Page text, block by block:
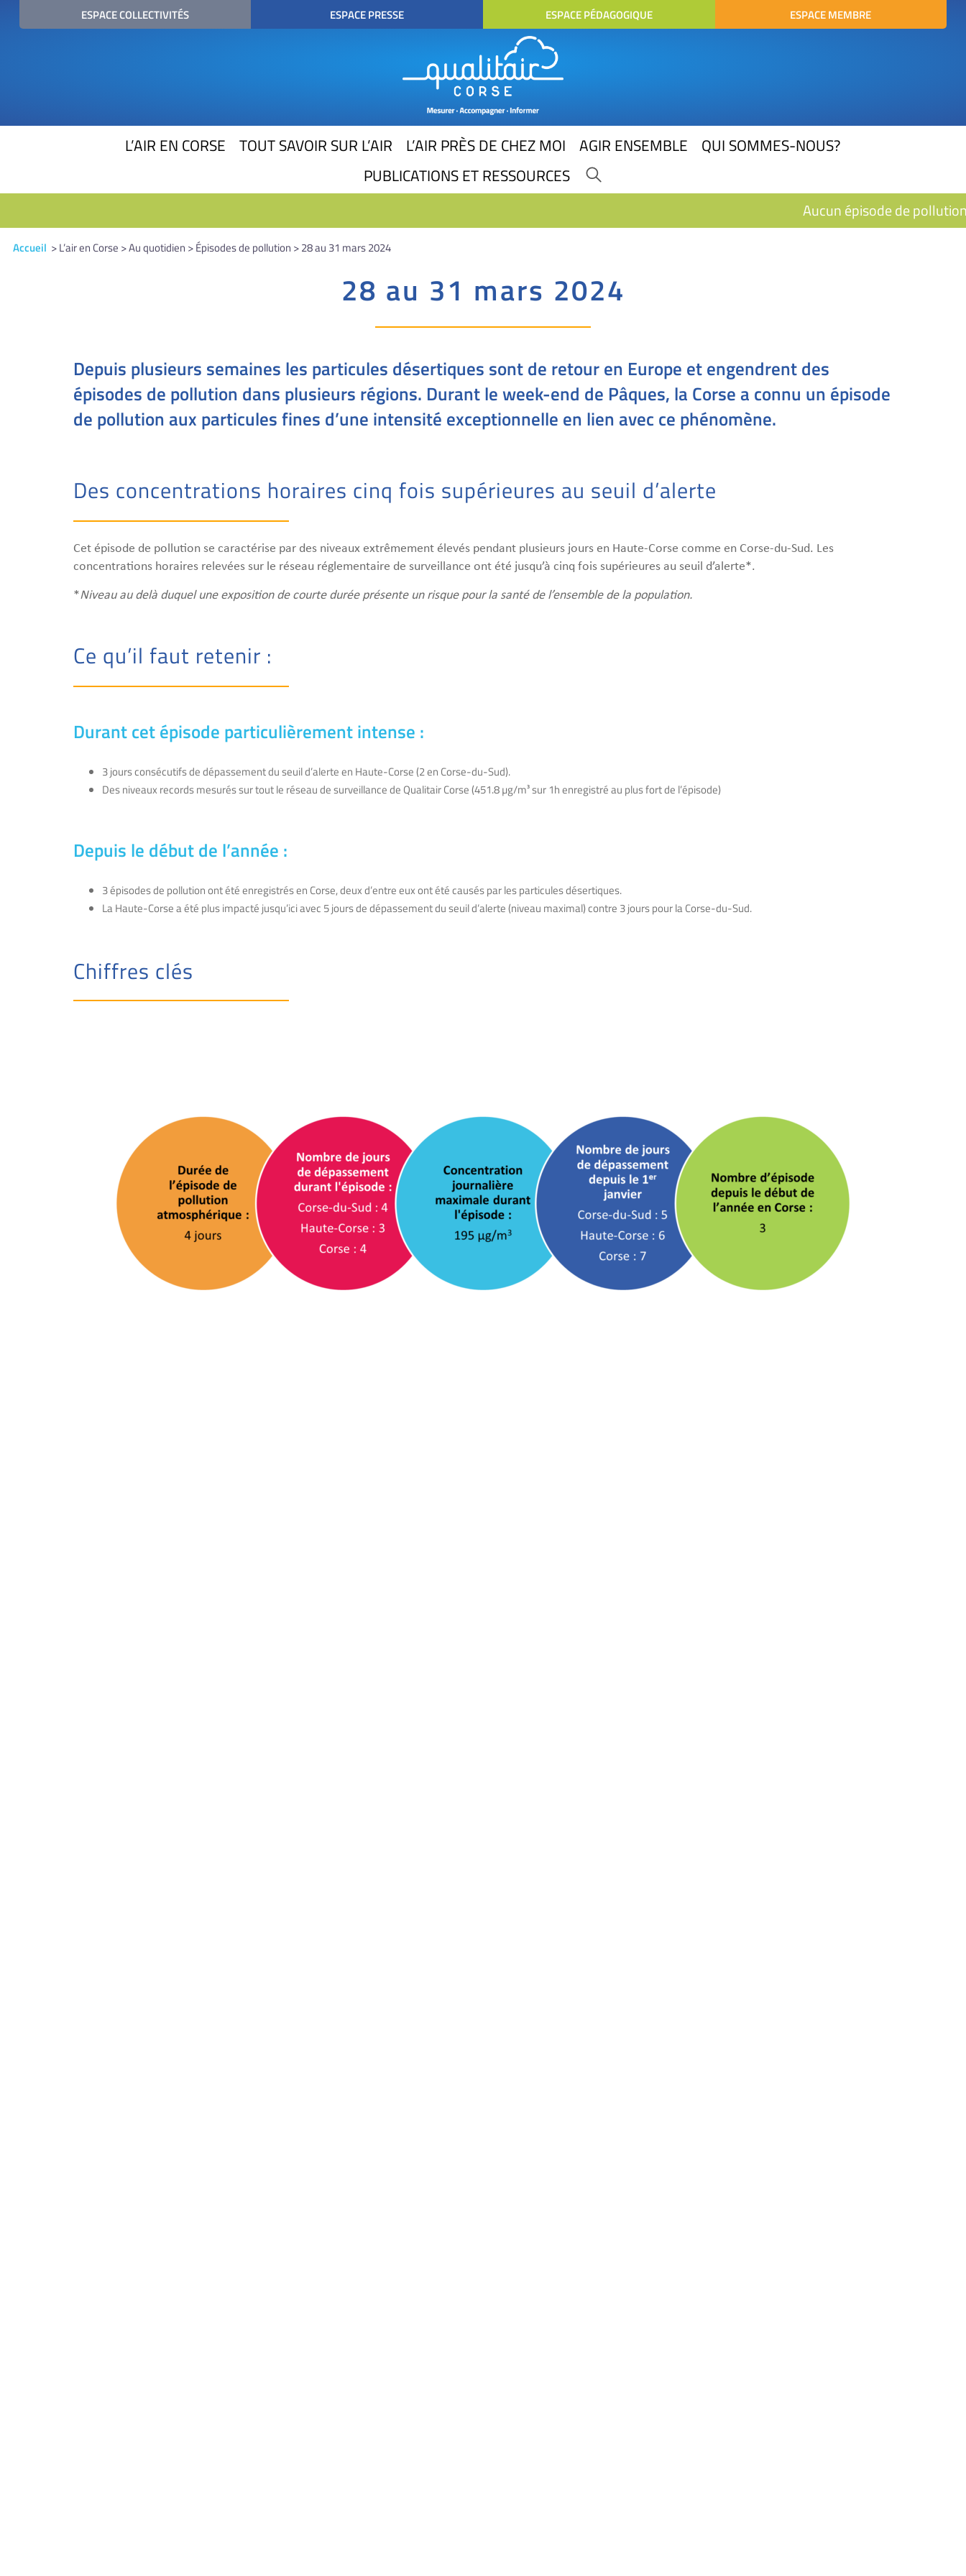
ESPACE COLLECTIVITÉS ESPACE PRESSE ESPACE PÉDAGOGIQUE ESPACE MEMBRE
L’AIR EN CORSE TOUT SAVOIR SUR L’AIR L’AIR PRÈS DE CHEZ MOI AGIR ENSEMBLE
QUI SOMMES-NOUS?
PUBLICATIONS ET RESSOURCES
Aucun épisode de pollution
Accueil > L’air en Corse > Au quotidien > Épisodes de pollution > 28 au 31 mars 2024
28 au 31 mars 2024
Depuis plusieurs semaines les particules désertiques sont de retour en Europe et engendrent des
épisodes de pollution dans plusieurs régions. Durant le week-end de Pâques, la Corse a connu un épisode
de pollution aux particules fines d’une intensité exceptionnelle en lien avec ce phénomène.
Des concentrations horaires cinq fois supérieures au seuil d’alerte
Cet épisode de pollution se caractérise par des niveaux extrêmement élevés pendant plusieurs jours en Haute-Corse comme en Corse-du-Sud. Les
concentrations horaires relevées sur le réseau réglementaire de surveillance ont été jusqu’à cinq fois supérieures au seuil d’alerte*.
*Niveau au delà duquel une exposition de courte durée présente un risque pour la santé de l’ensemble de la population.
Ce qu’il faut retenir :
Durant cet épisode particulièrement intense :
3 jours consécutifs de dépassement du seuil d’alerte en Haute-Corse (2 en Corse-du-Sud).
Des niveaux records mesurés sur tout le réseau de surveillance de Qualitair Corse (451.8 µg/m³ sur 1h enregistré au plus fort de l’épisode)
Depuis le début de l’année :
3 épisodes de pollution ont été enregistrés en Corse, deux d’entre eux ont été causés par les particules désertiques.
La Haute-Corse a été plus impacté jusqu’ici avec 5 jours de dépassement du seuil d’alerte (niveau maximal) contre 3 jours pour la Corse-du-Sud.
Chiffres clés